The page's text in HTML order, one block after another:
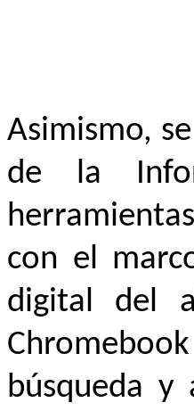
Asimismo,
de la
con el
digital del
búsqueda y